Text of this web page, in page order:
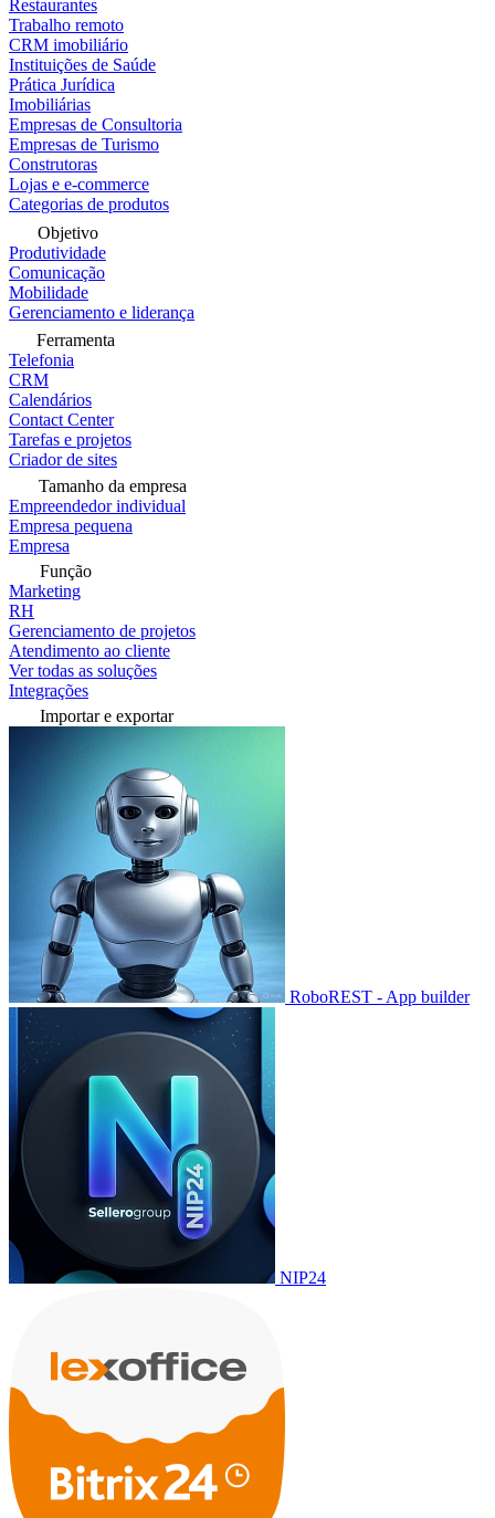
Restaurantes
Trabalho remoto
CRM imobiliário
Instituições de Saúde
Prática Jurídica
Imobiliárias
Empresas de Consultoria
Empresas de Turismo
Construtoras
Lojas e e-commerce
Categorias de produtos
Objetivo
Produtividade
Comunicação
Mobilidade
Gerenciamento e liderança
Ferramenta
Telefonia
CRM
Calendários
Contact Center
Tarefas e projetos
Criador de sites
Tamanho da empresa
Empreendedor individual
Empresa pequena
Empresa
Função
Marketing
RH
Gerenciamento de projetos
Atendimento ao cliente
Ver todas as soluções
Integrações
Importar e exportar
RoboREST - App builder
NIP24